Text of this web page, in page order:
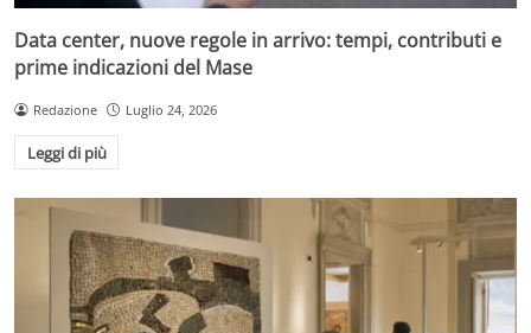
Data center, nuove regole in arrivo: tempi, contributi e
prime indicazioni del Mase
Redazione Luglio 24, 2026
Leggi di più